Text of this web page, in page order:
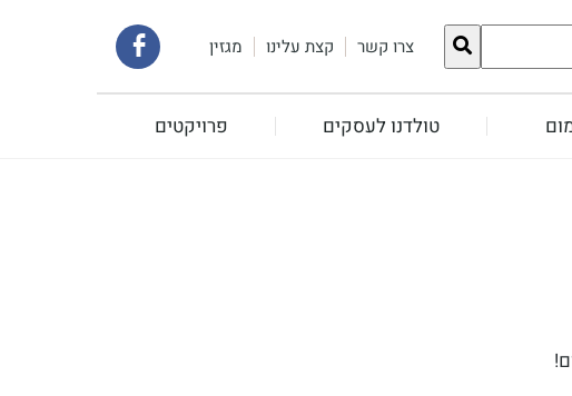
צרו קשר קצת עלינו מגזין
קישור
לעמוד
טולדנו לעסקים פרויקטים